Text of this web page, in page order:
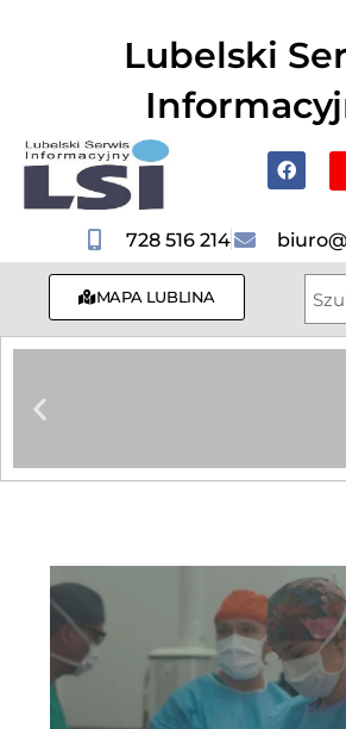
Lubelski
728 516 214
MAPA LUBLINA